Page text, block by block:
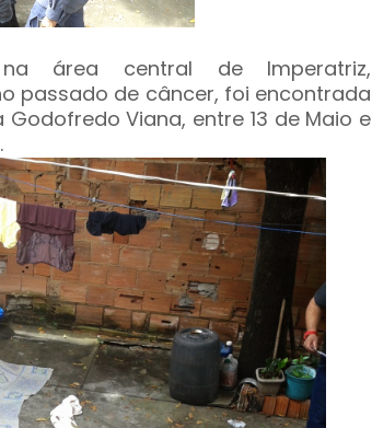
área central de Imperatriz,
passado de câncer, foi encontrada
Viana, entre 13 de Maio e